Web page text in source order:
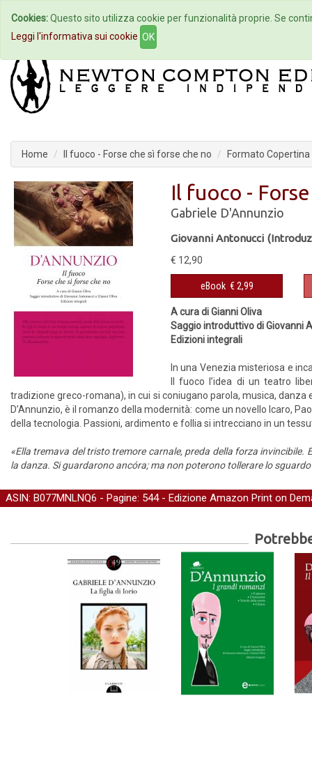
Home Autori Eventi
Home Il fuoco - Forse che sì forse che no Formato
Il fuoco -
Gabriele D'Annunzio
Giovanni Antonucci
€ 12,90
eBook € 2,99
A cura di Gianni Oliva
Saggio introduttivo di Giovanni
Edizioni integrali
In una Venezia misteriosa e
Il fuoco l’idea di un teatro
tradizione greco-romana), in cui si coniugano parola, musica,
D’Annunzio, è il romanzo della modernità: come un novello Icaro,
della tecnologia. Passioni, ardimento e follia si intrecciano in un
«Ella tremava del tristo tremore carnale, preda della forza
la danza. Si guardarono ancóra; ma non poterono tollerare lo
ASIN: B077MNLNQ6 - Pagine: 544 - Edizione Amazon Print on
Cookies:Questo sito utilizza cookie per funzionalità proprie. Se
Leggi l'informativa sui cookie OK